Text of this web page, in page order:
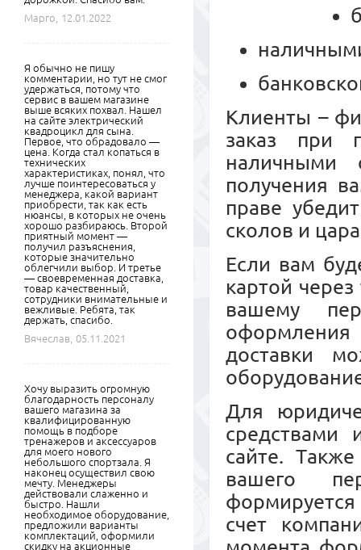
Клиенты –
заказ при
наличными
получения
праве
сколов и
Если вам
картой
вашему
доставки
Для
средствами
сайте.
вашего
счет
Марго,
12.01.2022
Я обычно не пишу
комментарии, но тут не смог
удержаться, потому что
сервис в вашем магазине
выше всяких похвал. Нашел
на сайте электрический
квадроцикл для сына.
Первое, что обрадовало —
цена. Когда стал копаться в
технических
характеристиках, понял, что
лучше поинтересоваться у
менеджера, какой вариант
приобрести, так как есть
нюансы, в которых не очень
хорошо разбираюсь. Второй
приятный момент —
получил разъяснения,
которые значительно
облегчили выбор. И третье
— своевременная доставка,
товар качественный,
сотрудники внимательные и
вежливые. Ребята, так
держать, спасибо.
Вячеслав, 05.11.2021
Хочу выразить огромную
благодарность персоналу
вашего магазина за
квалифицированную
помощь в подборе
тренажеров и аксессуаров
для моего нового
небольшого спортзала. Я
наконец осуществил свою
мечту. Менеджеры
действовали слаженно и
быстро. Нашли
необходимое оборудование,
предложили варианты
комплектаций, оформили
скидку на акционные